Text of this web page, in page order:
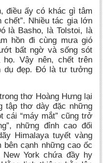
điều ấy có khác gì tâm
chết”. Nhiều tác gia lớn
là Basho, là Tolstoi, là
hồn đi cùng mưa gió
bất ngờ và sống sót
Vậy nên, chết trên
dụ đẹp. Đó là tư tưởng
thơ Hoàng Hưng lại
tập thơ dày đặc những
cái “máy mắt” cũng trở
những đỉnh cao đối
Himalaya tuyết vàng
cạnh những cao ốc
York chứa đầy hy